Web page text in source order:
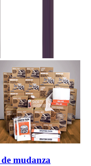
mudanza